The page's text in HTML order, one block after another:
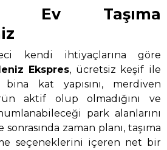
Ev Taşıma
kendi ihtiyaçlarına göre
Ekspres, ücretsiz keşif ile
bina kat yapısını, merdiven
aktif olup olmadığını ve
park alanlarını
zaman planı, taşıma
seçeneklerini içeren net bir